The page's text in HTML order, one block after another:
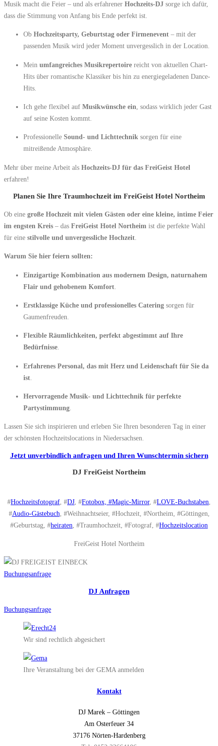
Musik macht die Feier – und als erfahrener Hochzeits-DJ sorge ich dafür,
dass die Stimmung von Anfang bis Ende perfekt ist.
Ob Hochzeitsparty, Geburtstag oder Firmenevent – mit der
passenden Musik wird jeder Moment unvergesslich in der Location.
Mein umfangreiches Musikrepertoire reicht von aktuellen Chart-
Hits über romantische Klassiker bis hin zu energiegeladenen Dance-
Hits.
Ich gehe flexibel auf Musikwünsche ein , sodass wirklich jeder Gast
auf seine Kosten kommt.
Professionelle Sound- und Lichttechnik sorgen für eine
mitreißende Atmosphäre.
Mehr über meine Arbeit als Hochzeits-DJ für das FreiGeist Hotel
erfahren!
Planen Sie Ihre Traumhochzeit im FreiGeist Hotel Northeim
Ob eine große Hochzeit mit vielen Gästen oder eine kleine, intime Feier
im engsten Kreis – das FreiGeist Hotel Northeim ist die perfekte Wahl
für eine stilvolle und unvergessliche Hochzeit
Warum Sie hier feiern sollten:
Einzigartige Kombination aus modernem Design, naturnahem
Flair und gehobenem Komfort
Erstklassige Küche und professionelles Catering sorgen für
Gaumenfreuden.
Flexible Räumlichkeiten, perfekt abgestimmt auf Ihre
Bedürfnisse.
Erfahrenes Personal, das mit Herz und Leidenschaft für Sie da
ist
Hervorragende Musik- und Lichttechnik für perfekte
Partystimmung
Lassen Sie sich inspirieren und erleben Sie Ihren besonderen Tag in einer
der schönsten Hochzeitslocations in Niedersachsen.
Jetzt unverbindlich anfragen und Ihren Wunschtermin sichern
DJ FreiGeist Northeim
#Hochzeitsfotograf , #DJ , #Fotobox, #Magic-Mirror, #LOVE-Buchstaben
#Audio-Gästebuch , #Weihnachtseier, #Hochzeit, #Northeim, #Göttingen,
#Geburtstag, #heiraten , #Traumhochzeit, #Fotograf, #Hochzeitslocation
FreiGeist Hotel Northeim
Buchungsanfrage
DJ Anfragen
Buchungsanfrage
Wir sind rechtlich abgesichert
Ihre Veranstaltung bei der GEMA anmelden
Kontakt
DJ Marek – Göttingen
Am Osterfeuer 34
37176 Nörten-Hardenberg